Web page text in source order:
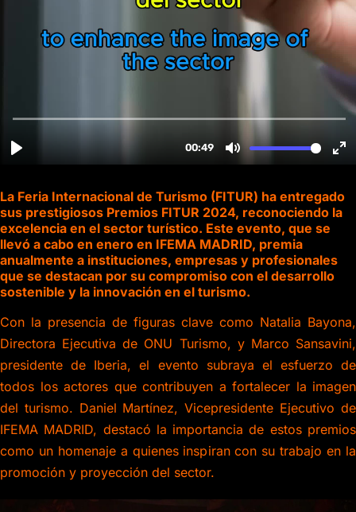
La Feria Internacional de Turismo (FITUR) ha entregado
sus prestigiosos Premios FITUR 2024, reconociendo la
excelencia en el sector turístico. Este evento, que se
llevó a cabo en enero en IFEMA MADRID, premia
anualmente a instituciones, empresas y profesionales
que se destacan por su compromiso con el desarrollo
sostenible y la innovación en el turismo.
Con la presencia de figuras clave como Natalia Bayona,
Directora Ejecutiva de ONU Turismo, y Marco Sansavini,
presidente de Iberia, el evento subraya el esfuerzo de
todos los actores que contribuyen a fortalecer la imagen
del turismo. Daniel Martínez, Vicepresidente Ejecutivo de
IFEMA MADRID, destacó la importancia de estos premios
como un homenaje a quienes inspiran con su trabajo en la
promoción y proyección del sector.